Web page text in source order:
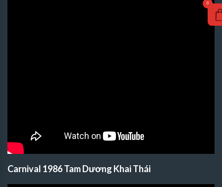
Carnival 1986 Tam Dương Khai Thái